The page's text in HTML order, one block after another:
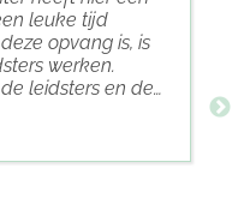
leuke tijd
opvang is, is
werken.
leidsters en de